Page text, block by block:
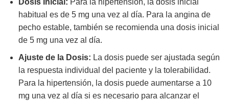
habitual es de 5 mg una vez al día. Para la angina de
pecho estable, también se recomienda una dosis inicial
de 5 mg una vez al día.
Ajuste de la Dosis: La dosis puede ser ajustada según
la respuesta individual del paciente y la tolerabilidad.
Para la hipertensión, la dosis puede aumentarse a 10
mg una vez al día si es necesario para alcanzar el